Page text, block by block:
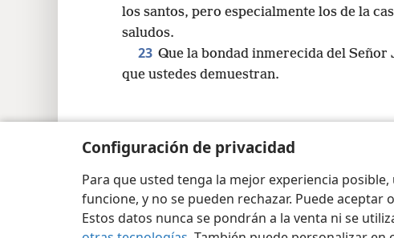
Configuración de privacidad
Para que usted tenga la mejor experiencia posible,
funcione, y no se pueden rechazar. Puede aceptar
Estos datos nunca se pondrán a la venta ni se
los santos, pero especialmente los de la
saludos.
23 Que la bondad inmerecida del
que ustedes demuestran.
© 2026 Watch Tower Bible and Tract Society of